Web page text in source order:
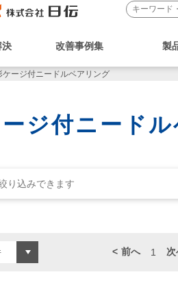
決 改善事例集 製
ケージ付ニードルベアリング
ジ付ニード
前へ 1 次